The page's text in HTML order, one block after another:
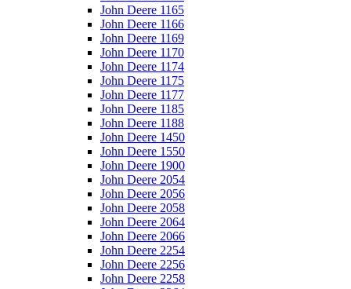
John Deere 1165
John Deere 1166
John Deere 1169
John Deere 1170
John Deere 1174
John Deere 1175
John Deere 1177
John Deere 1185
John Deere 1188
John Deere 1450
John Deere 1550
John Deere 1900
John Deere 2054
John Deere 2056
John Deere 2058
John Deere 2064
John Deere 2066
John Deere 2254
John Deere 2256
John Deere 2258